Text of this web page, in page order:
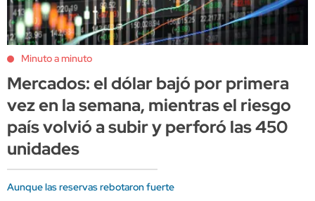
Minuto a minuto
Mercados: el dólar bajó por primera
vez en la semana, mientras el riesgo
país volvió a subir y perforó las 450
unidades
Aunque las reservas rebotaron fuerte